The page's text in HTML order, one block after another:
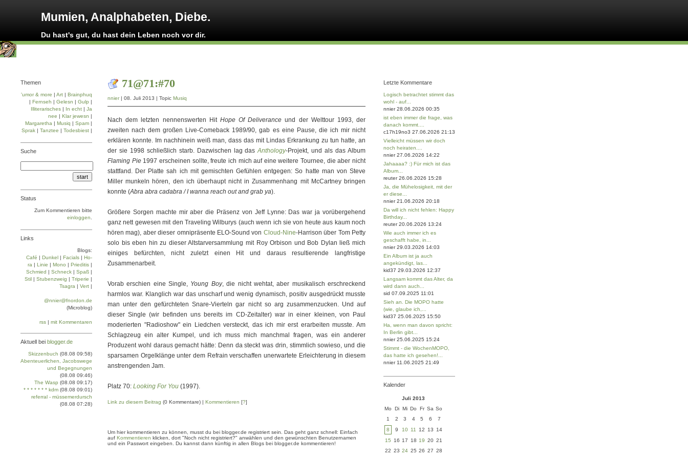
Mumien, Analphabeten, Diebe.
Du hast's gut, du hast dein Leben noch vor dir.
71@71:#70
nnier| 08. Juli 2013 | Topic Musiq
Nach dem letzten nennenswerten Hit Hope Of Deliverance und der Welttour 1993, der
zweiten nach dem großen Live-Comeback 1989/90, gab es eine Pause, die ich mir nicht
erklären konnte. Im nachhinein weiß man, dass das mit Lindas Erkrankung zu tun hatte, an
der sie 1998 schließlich starb. Dazwischen lag dasAnthology-Projekt, und als das Album
Flaming Pie1997 erscheinen sollte, freute ich mich auf eine weitere Tournee, die aber nicht
stattfand. Der Platte sah ich mit gemischten Gefühlen entgegen: So hatte man von Steve
Miller munkeln hören, den ich überhaupt nicht in Zusammenhang mit McCartney bringen
konnte (Abra abra cadabra / I wanna reach out and grab ya).
Größere Sorgen machte mir aber die Präsenz von Jeff Lynne: Das war ja vorübergehend
ganz nett gewesen mit den Traveling Wilburys (auch wenn ich sie von heute aus kaum noch
hören mag), aber dieser omnipräsente ELO-Sound von Cloud-Nine-Harrison über Tom Petty
solo bis eben hin zu dieser Altstarversammlung mit Roy Orbison und Bob Dylan ließ mich
einiges befürchten, nicht zuletzt einen Hit und daraus resultierende langfristige
Zusammenarbeit.
Vorab erschien eine Single, Young Boy, die nicht wehtat, aber musikalisch erschreckend
harmlos war. Klanglich war das unscharf und wenig dynamisch, positiv ausgedrückt musste
man unter den gefürchteten Snare-Vierteln gar nicht so arg zusammenzucken. Und auf
dieser Single (wir befinden uns bereits im CD-Zeitalter) war in einer kleinen, von Paul
moderierten "Radioshow" ein Liedchen versteckt, das ich mir erst erarbeiten musste. Am
Schlagzeug ein alter Kumpel, und ich muss mich manchmal fragen, was ein anderer
Produzent wohl daraus gemacht hätte: Denn da steckt was drin, stimmlich sowieso, und die
sparsamen Orgelklänge unter dem Refrain verschaffen unerwartete Erleichterung in diesem
anstrengenden Jam.
Platz 70: Looking For You (1997).
Link zu diesem Beitrag (0 Kommentare) | Kommentieren [?]
Um hier kommentieren zu können, musst du bei blogger.de registriert sein. Das geht ganz schnell: Einfach
auf Kommentieren klicken, dort "Noch nicht registriert?" anwählen und den gewünschten Benutzernamen
und ein Passwort eingeben. Du kannst dann künftig in allen Blogs bei blogger.de kommentieren!
Themen
'umor & more | Art | Brainphuq
| Fernseh | Gelesn | Gulp |
Illiterarisches | In echt | Ja
nee | Klar jewesn |
Margaretha | Musiq | Spam |
Sprak | Tanztee | Todesbiest |
Suche
Status
Zum Kommentieren bitte
einloggen
Links
Blogs:
Café | Dun­kel | Facials | Ho­
ra | Linie | Mo­no | Prie­di­tis |
Schmied | Schneck | Spaß |
Stil | Stu­ben­zweig | Tri­pe­rie |
Tsa­gra | Vert |
@nnier@fnordon.de
(Microblog)
rss | mit Kommentaren
Aktuell bei blogger.de
Skizzenbuch (08.08 09:58)
Abenteuerlichen, Jacobswege
und Begegnungen
(08.08 09:46)
The Wasp (08.08 09:17)
* * * * * * * kdm (08.08 09:01)
referral - müssemerdursch
(08.08 07:28)
Letzte Kommentare
Logisch betrachtet stimmt das
wohl - auf...
nnier 28.06.2026 00:35
ist eben immer die frage, was
danach kommt....
c17h19no3 27.06.2026 21:13
Vielleicht müssen wir doch
noch heiraten....
nnier 27.06.2026 14:22
Jahaaaa? :) Für mich ist das
Album...
reuter 26.06.2026 15:28
Ja, die Mühelosigkeit, mit der
er diese...
nnier 21.06.2026 20:18
Da will ich nicht fehlen: Happy
Birthday...
reuter 20.06.2026 13:24
Wie auch immer ich es
geschafft habe, in...
nnier 29.03.2026 14:03
Ein Album ist ja auch
angekündigt, las...
kid37 29.03.2026 12:37
Langsam kommt das Alter, da
wird dann auch...
sid 07.09.2025 11:01
Sieh an. Die MOPO hatte
(wie, glaube ich,...
kid37 25.06.2025 15:50
Ha, wenn man davon spricht:
In Berlin gibt...
nnier 25.06.2025 15:24
Stimmt - die WochenMOPO,
das hatte ich gesehen!...
nnier 11.06.2025 21:49
Kalender
Juli 2013
Mo
Di Mi Do Fr Sa So
1
2 3 4 5 6
7
8
9 10 11 12 13
14
15
16 17 18 19 20 21
22 23 24 25 26 27 28